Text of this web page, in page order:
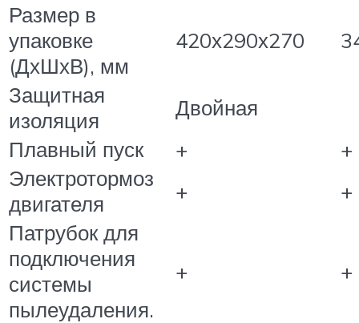
Размер в
упаковке
(ДхШхВ), мм
420х290х270
Защитная
изоляция
Двойная
Плавный пуск
+
+
Электротормоз
двигателя
+
+
Патрубок для
подключения
системы
пылеудаления.
+ +